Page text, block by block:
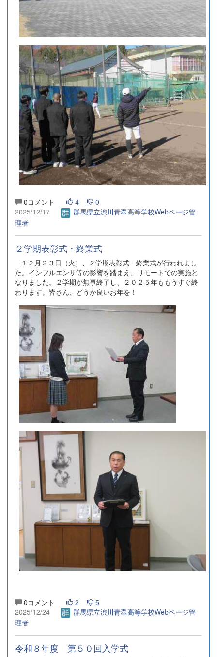
0コメント 4
0
2025/12/17
群馬県立渋川青翠高等学校Webページ管
理者
２学期表彰式・終業式
１２月２３日（火）、２学期表彰式・終業式が行われまし
た。インフルエンザ等の影響を踏まえ、リモートでの実施と
なりました。２学期が無事終了し、２０２５年ももうすぐ終
わります。皆さん、どうか良いお年を！
0コメント 2
5
2025/12/24
群馬県立渋川青翠高等学校Webページ管
理者
令和８年度 第５０回入学式